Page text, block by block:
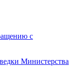
с
Министерства